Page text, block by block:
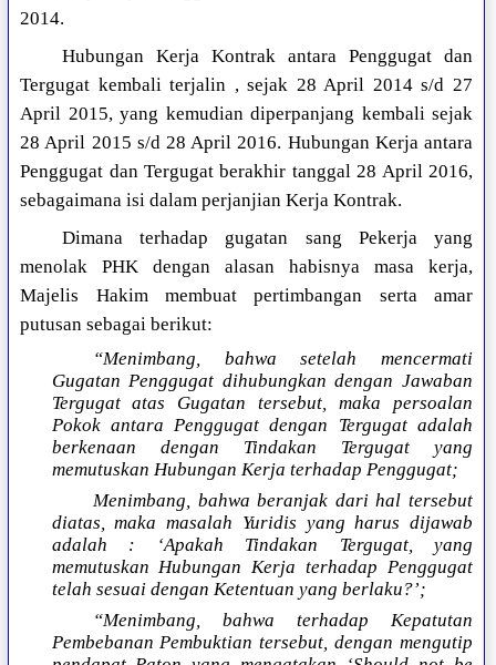
2014.
Hubungan Kerja Kontrak antara Penggugat dan
Tergugat kembali terjalin , sejak 28 April 2014 s/d 27
April 2015, yang kemudian diperpanjang kembali sejak
28 April 2015 s/d 28 April 2016. Hubungan Kerja antara
Penggugat dan Tergugat berakhir tanggal 28 April 2016,
sebagaimana isi dalam perjanjian Kerja Kontrak.
Dimana terhadap gugatan sang Pekerja yang
menolak PHK dengan alasan habisnya masa kerja,
Majelis Hakim membuat pertimbangan serta amar
putusan sebagai berikut:
“Menimbang, bahwa setelah mencermati
Gugatan Penggugat dihubungkan dengan Jawaban
Tergugat atas Gugatan tersebut, maka persoalan
Pokok antara Penggugat dengan Tergugat adalah
berkenaan dengan Tindakan Tergugat yang
memutuskan Hubungan Kerja terhadap Penggugat;
Menimbang, bahwa beranjak dari hal tersebut
diatas, maka masalah Yuridis yang harus dijawab
adalah : ‘Apakah Tindakan Tergugat, yang
memutuskan Hubungan Kerja terhadap Penggugat
telah sesuai dengan Ketentuan yang berlaku?’;
“Menimbang, bahwa terhadap Kepatutan
Pembebanan Pembuktian tersebut, dengan mengutip